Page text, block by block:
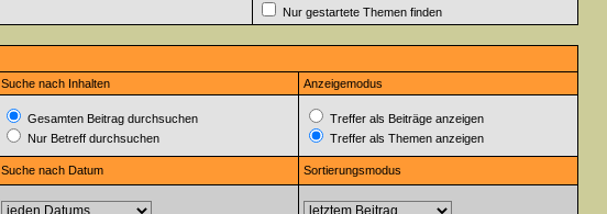
Nur gestartete Themen finden
Suche nach Inhalten Anzeigemodus
Gesamten Beitrag durchsuchen
Nur Betreff durchsuchen
Treffer als Beiträge anzeigen
Treffer als Themen anzeigen
Suche nach Datum Sortierungsmodus